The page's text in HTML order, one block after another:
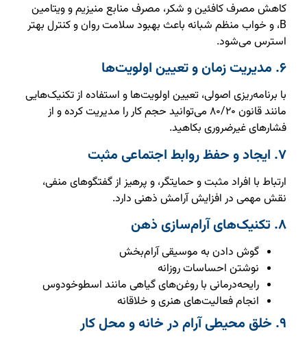
کاهش مصرف کافئین و شکر، مصرف منابع منیزیم و ویتامین
B، و خواب منظم شبانه باعث بهبود سلامت روان و کنترل بهتر
استرس می‌شود.
۶. مدیریت زمان و تعیین اولویت‌ها
با برنامه‌ریزی اصولی، تعیین اولویت‌ها و استفاده از تکنیک‌هایی
مانند قانون ۸۰/۲۰ می‌توانید حجم کار را مدیریت کرده و از
فشارهای غیرضروری بکاهید.
۷. ایجاد و حفظ روابط اجتماعی مثبت
ارتباط با افراد مثبت و حمایتگر، و پرهیز از گفتگوهای منفی،
نقش مهمی در افزایش آرامش ذهنی دارد.
۸. تکنیک‌های آرام‌سازی ذهن
گوش دادن به موسیقی آرام‌بخش
نوشتن احساسات روزانه
رایحه‌درمانی با روغن‌های گیاهی مانند اسطوخودوس
انجام فعالیت‌های هنری و خلاقانه
۹. خلق محیطی آرام در خانه و محل کار